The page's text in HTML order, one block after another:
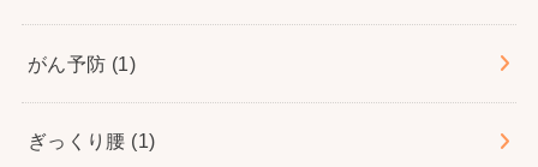
がん予防 (1)
ぎっくり腰 (1)